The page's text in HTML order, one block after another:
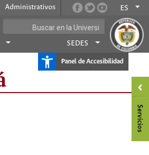
Administrativos ES
SEDES
Panel de Accesibilidad